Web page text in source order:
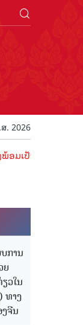
. 2026
ນເຈົ້າພາບທີ່ດີ ຕ້ອ
ການ
ວໃນ
ທາງ
ຈີນ